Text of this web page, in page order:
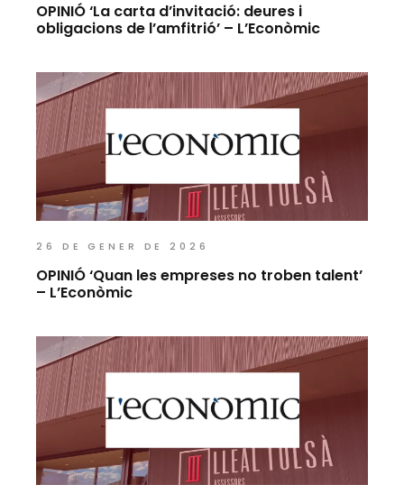
OPINIÓ ‘La carta d’invitació: deures i
obligacions de l’amfitrió’ – L’Econòmic
26 DE GENER DE 2026
OPINIÓ ‘Quan les empreses no troben talent’
– L’Econòmic